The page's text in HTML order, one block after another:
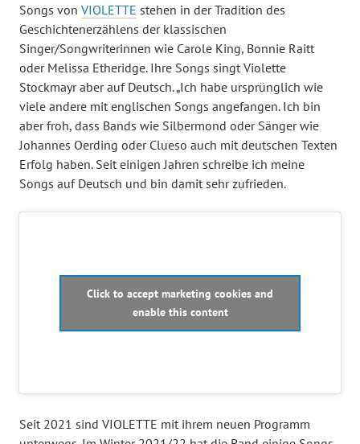
Songs von VIOLETTE stehen in der Tradition des
Geschichtenerzählens der klassischen
Singer/Songwriterinnen wie Carole King, Bonnie Raitt
oder Melissa Etheridge. Ihre Songs singt Violette
Stockmayr aber auf Deutsch. „Ich habe ursprünglich wie
viele andere mit englischen Songs angefangen. Ich bin
aber froh, dass Bands wie Silbermond oder Sänger wie
Johannes Oerding oder Clueso auch mit deutschen Texten
Erfolg haben. Seit einigen Jahren schreibe ich meine
Songs auf Deutsch und bin damit sehr zufrieden.
Click to accept marketing cookies and
enable this content
Seit 2021 sind VIOLETTE mit ihrem neuen Programm